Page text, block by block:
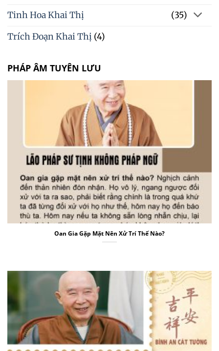
Tinh Hoa Khai Thị
(35)
Trích Đoạn Khai Thị (4)
PHÁP ÂM TUYÊN LƯU
Oan Gia Gặp Mặt Nên Xử Trí Thế Nào?